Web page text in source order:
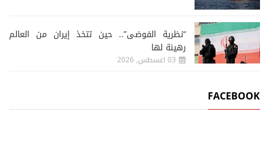
“نظرية الفوضى”.. حين تتخذ إيران من العالم
رهينة لها
03 اغسطس, 2026
FACEBOOK